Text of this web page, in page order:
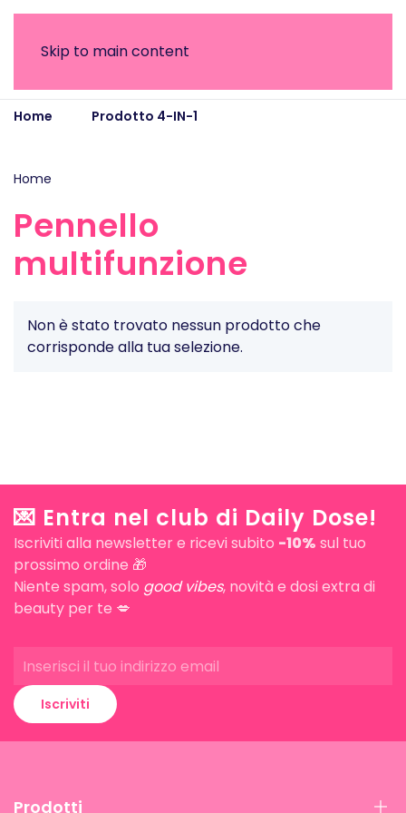
Skip to main content
Home Prodotto 4-IN-1
Home
Pennello
multifunzione
Non è stato trovato nessun prodotto che
corrisponde alla tua selezione.
💌 Entra nel club di Daily Dose!
Iscriviti alla newsletter e ricevi subito -10% sul tuo
prossimo ordine 🎁
Niente spam, solo good vibes, novità e dosi extra di
beauty per te 💋
Iscriviti
Prodotti